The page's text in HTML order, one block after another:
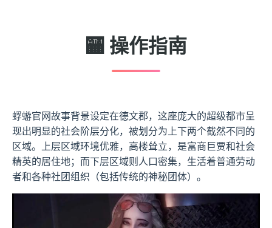
🏧 操作指南
蜉蝣官网故事背景设定在德文郡，这座庞大的超级都市呈
现出明显的社会阶层分化，被划分为上下两个截然不同的
区域。上层区域环境优雅，高楼耸立，是富商巨贾和社会
精英的居住地；而下层区域则人口密集，生活着普通劳动
者和各种社团组织（包括传统的神秘团体）。